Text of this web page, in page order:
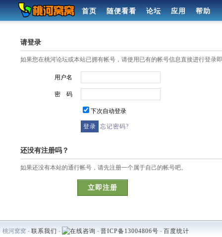
首页 随便看看 论坛 应用 帮助
请登录
如果您在桃河论坛或本站已拥有帐号，请使用已有的帐号信息直接进行登录
用户名
密 码
下次自动登录
忘记密码?
还没有注册吗？
如果还没有本站的通行帐号，请先注册一个属于自己的帐号吧。
立即注册
桃河窝窝 - 联系我们 - - 晋ICP备13004806号 - 百度统计